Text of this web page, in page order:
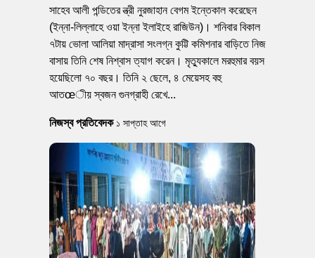
সাহেব আলী পন্ডিতের ন্ত্রী নুরজাহান বেগম ইন্তেকাল করেছেন
(ইন্না-লিল্লাহে ওয়া ইন্না ইলাইহে রাজিউন)। শনিবার বিকাল
৭টায় ভোলা আলিয়া মাদ্রাসা সংলগ্ন কুট্টি কমিশনার বাড়িতে নিজ
বাসায় তিনি শেষ নিশ্বাস ত্যাগ করেন। মৃত্যুকালে মরহুমার বয়স
হয়েছিলো ৭০ বছর। তিনি ২ ছেলে, ৪ মেয়েসহ বহু
আতœীয় স্বজন গুনগ্রাহী রেখে...
নিজস্ব প্রতিবেদক ১ সাপ্তাহ আগে